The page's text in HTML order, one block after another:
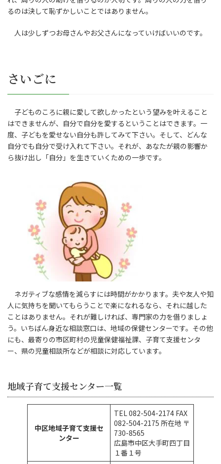
るのは決して恥ずかしいことではありません。
人は少しずつお母さんやお父さんになっていけばいいのです。
さいごに
子どものころに親に愛して欲しかったという望みを叶えること
はできませんが、自分で自分を愛するということはできます。一
度、子どもを愛せない自分も許してみて下さい。そして、どんな
自分でも自分で受け入れて下さい。それが、あなたが親の影響か
ら抜け出し「自分」を生きていくための一歩です。
ネガティブな感情を減らすには時間がかかります。夫や友人や知
人に気持ちを聞いてもらうことで楽になれるなら、それに越した
ことはありません。それが難しければ、専門家の力を借りましょ
う。いちばん身近な相談窓口は、地域の保健センターです。その他
にも、最寄りの市区町村の児童保健福祉課、子育て支援センタ
ー、県の児童相談所などが相談に対応しています。
地域子育て支援センター一覧
中区地域子育て支援セ
ンター
TEL 082-504-2174 FAX
082-504-2175 所在地 〒
730-8565
広島市中区大手町四丁目
１番１号